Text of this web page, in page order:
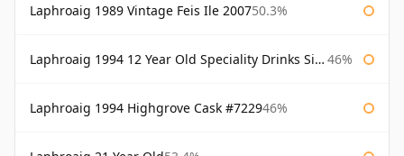
Laphroaig 1989 Vintage Feis Ile 200750.3%
Laphroaig 1994 12 Year Old Speciality Drinks Single Malts of Scotland 46%
Laphroaig 1994 Highgrove Cask #722946%